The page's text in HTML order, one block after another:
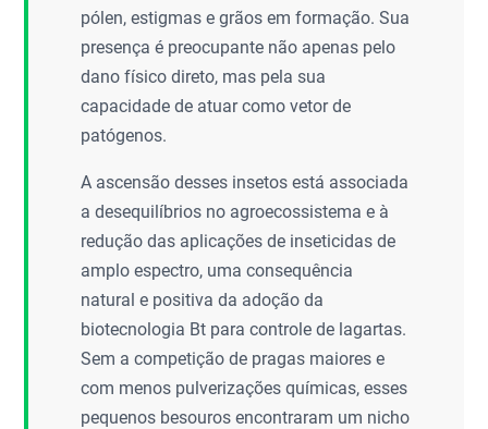
pólen, estigmas e grãos em formação. Sua
presença é preocupante não apenas pelo
dano físico direto, mas pela sua
capacidade de atuar como vetor de
patógenos.
A ascensão desses insetos está associada
a desequilíbrios no agroecossistema e à
redução das aplicações de inseticidas de
amplo espectro, uma consequência
natural e positiva da adoção da
biotecnologia Bt para controle de lagartas.
Sem a competição de pragas maiores e
com menos pulverizações químicas, esses
pequenos besouros encontraram um nicho